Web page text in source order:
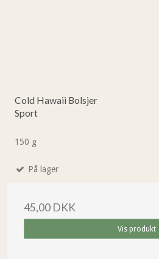
Cold Hawaii Bolsjer
Sport
150 g
På lager
45,00 DKK
Vis produkt